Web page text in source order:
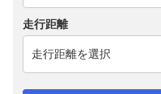
走行距離